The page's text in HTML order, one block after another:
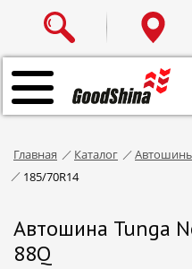
Главная Каталог
185/70R14
Автошина Tunga
88Q